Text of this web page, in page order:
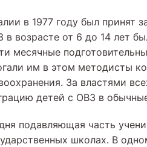
в 1977 году был принят
в возрасте от 6 до 14 лет
месячные
им в этом методисты
За властями
детей с ОВЗ в
подавляющая часть
школах. В